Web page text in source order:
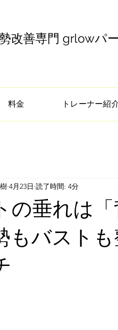
改善専門 grlowパ
料金 トレーナー紹
の垂れは
もバスト
4月23日 読了時間: 4分